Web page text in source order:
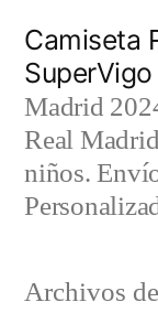
contenido
Camiseta
SuperVigo
Madrid
Real
niños.
Archivos